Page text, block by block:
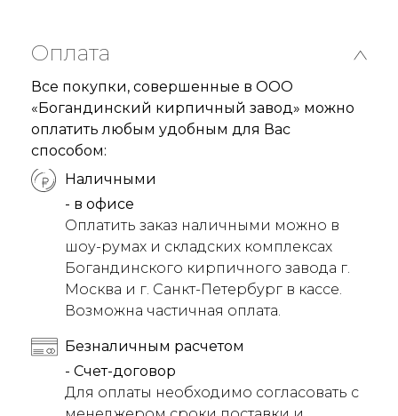
Оплата
Все покупки, совершенные в ООО
«Богандинский кирпичный завод» можно
оплатить любым удобным для Вас
способом:
Наличными
- в офисе
Оплатить заказ наличными можно в
шоу-румах и складских комплексах
Богандинского кирпичного завода г.
Москва и г. Санкт-Петербург в кассе.
Возможна частичная оплата.
Безналичным расчетом
- Счет-договор
Для оплаты необходимо согласовать с